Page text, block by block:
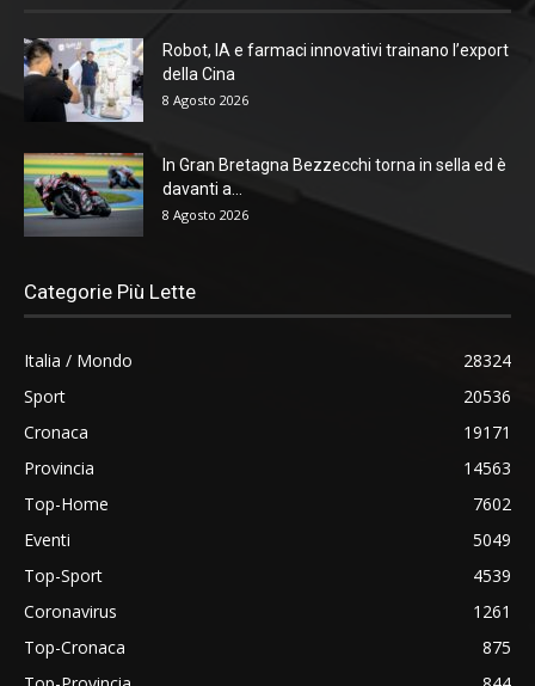
Robot, IA e farmaci innovativi trainano l’export
della Cina
8 Agosto 2026
In Gran Bretagna Bezzecchi torna in sella ed è
davanti a...
8 Agosto 2026
Categorie Più Lette
Italia / Mondo
28324
Sport
20536
Cronaca
19171
Provincia
14563
Top-Home
7602
Eventi
5049
Top-Sport
4539
Coronavirus
1261
Top-Cronaca
875